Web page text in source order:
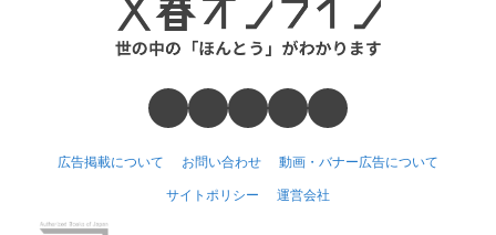
広告掲載について お問い合わせ 動画・バナー広告について
サイトポリシー 運営会社